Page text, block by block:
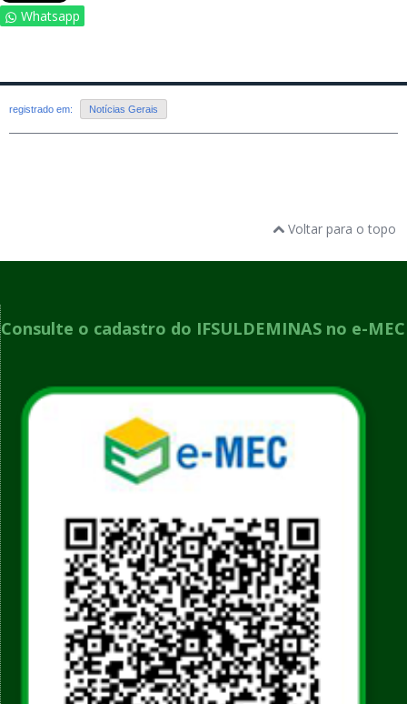
Whatsapp
registrado em: Notícias Gerais
Voltar para o topo
Consulte o cadastro do IFSULDEMINAS no e-MEC